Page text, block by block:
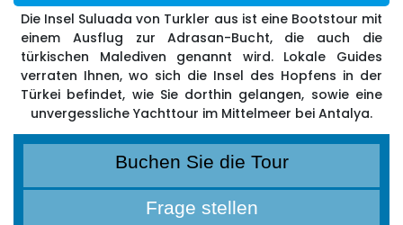
Die Insel Suluada von Turkler aus ist eine Bootstour mit
einem Ausflug zur Adrasan-Bucht, die auch die
türkischen Malediven genannt wird. Lokale Guides
verraten Ihnen, wo sich die Insel des Hopfens in der
Türkei befindet, wie Sie dorthin gelangen, sowie eine
unvergessliche Yachttour im Mittelmeer bei Antalya.
Buchen Sie die Tour
Frage stellen